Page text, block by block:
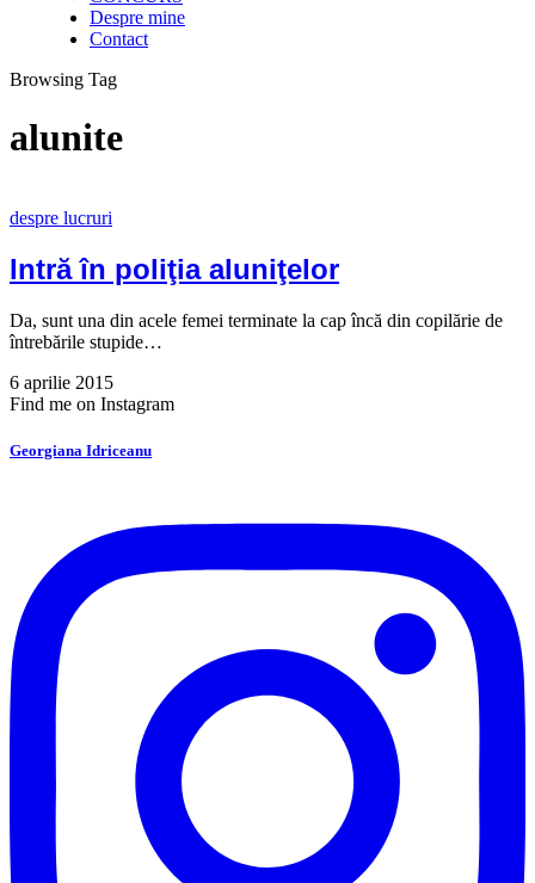
Despre mine
Contact
Browsing Tag
alunite
despre lucruri
Intră în poliţia aluniţelor
Da, sunt una din acele femei terminate la cap încă din copilărie de
întrebările stupide…
6 aprilie 2015
Find me on Instagram
Georgiana Idriceanu